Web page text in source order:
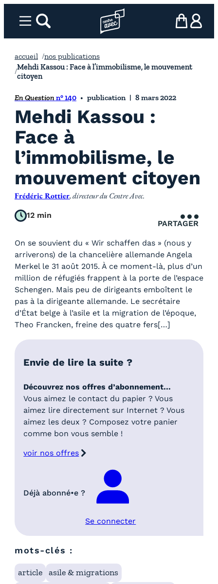
Menurechercher Page d’accueil l’association
mon panier
ma
accueil
nos publications
Mehdi Kassou : Face à l’immobilisme, le mouvement
citoyen
En Question n° 140 publication 8 mars 2022
Mehdi Kassou :
Face à
l’immobilisme, le
mouvement citoyen
Frédéric Rottier, directeur du Centre Avec.
12 min
PARTAGER
On se souvient du « Wir schaffen das » (nous y
arriverons) de la chancelière allemande Angela
Merkel le 31 août 2015. À ce moment-là, plus d’un
million de réfugiés frappent à la porte de l’espace
Schengen. Mais peu de dirigeants emboîtent le
pas à la dirigeante allemande. Le secrétaire
d’État belge à l’asile et la migration de l’époque,
Theo Francken, freine des quatre fers[…]
Envie de lire la suite ?
Découvrez nos offres d’abonnement…
Vous aimez le contact du papier ? Vous
aimez lire directement sur Internet ? Vous
aimez les deux ? Composez votre panier
comme bon vous semble !
voir nos offres
Déjà abonné•e ?
Se connecter
mots-clés :
article
asile & migrations